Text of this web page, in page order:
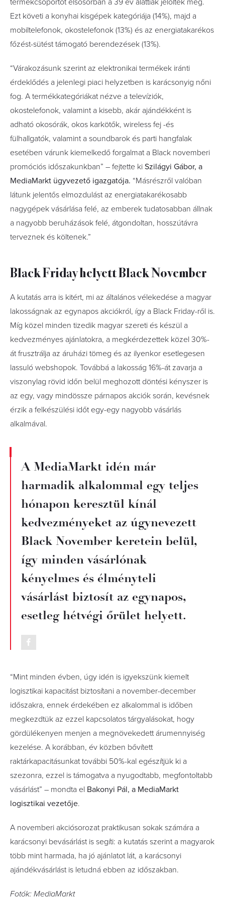
termékcsoportot elsősorban a 39 év alattiak jelölték meg.
Ezt követi a konyhai kisgépek kategóriája (14%), majd a
mobiltelefonok, okostelefonok (13%) és az energiatakarékos
főzést-sütést támogató berendezések (13%).
“Várakozásunk szerint az elektronikai termékek iránti
érdeklődés a jelenlegi piaci helyzetben is karácsonyig nőni
fog. A termékkategóriákat nézve a televíziók,
okostelefonok, valamint a kisebb, akár ajándékként is
adható okosórák, okos karkötők, wireless fej -és
fülhallgatók, valamint a soundbarok és parti hangfalak
esetében várunk kiemelkedő forgalmat a Black novemberi
promóciós időszakunkban” – fejtette ki Szilágyi Gábor, a
MediaMarkt ügyvezető igazgatója. “Másrészről valóban
látunk jelentős elmozdulást az energiatakarékosabb
nagygépek vásárlása felé, az emberek tudatosabban állnak
a nagyobb beruházások felé, átgondoltan, hosszútávra
terveznek és költenek.”
Black Friday helyett Black November
A kutatás arra is kitért, mi az általános vélekedése a magyar
lakosságnak az egynapos akciókról, így a Black Friday-ről is.
Míg közel minden tizedik magyar szereti és készül a
kedvezményes ajánlatokra, a megkérdezettek közel 30%-
át frusztrálja az áruházi tömeg és az ilyenkor esetlegesen
lassuló webshopok. Továbbá a lakosság 16%-át zavarja a
viszonylag rövid időn belül meghozott döntési kényszer is
az egy, vagy mindössze párnapos akciók során, kevésnek
érzik a felkészülési időt egy-egy nagyobb vásárlás
alkalmával.
A MediaMarkt idén már
harmadik alkalommal egy teljes
hónapon keresztül kínál
kedvezményeket az úgynevezett
Black November keretein belül,
így minden vásárlónak
kényelmes és élményteli
vásárlást biztosít az egynapos,
esetleg hétvégi őrület helyett.
“Mint minden évben, úgy idén is igyekszünk kiemelt
logisztikai kapacitást biztosítani a november-december
időszakra, ennek érdekében ez alkalommal is időben
megkezdtük az ezzel kapcsolatos tárgyalásokat, hogy
gördülékenyen menjen a megnövekedett árumennyiség
kezelése. A korábban, év közben bővített
raktárkapacitásunkat további 50%-kal egészítjük ki a
szezonra, ezzel is támogatva a nyugodtabb, megfontoltabb
vásárlást” – mondta el Bakonyi Pál, a MediaMarkt
logisztikai vezetője.
A novemberi akciósorozat praktikusan sokak számára a
karácsonyi bevásárlást is segíti: a kutatás szerint a magyarok
több mint harmada, ha jó ajánlatot lát, a karácsonyi
ajándékvásárlást is letudná ebben az időszakban.
Fotók: MediaMarkt